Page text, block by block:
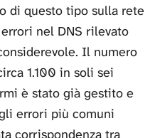
di questo tipo sulla rete
nel DNS rilevato
Il numero
1.100 in soli sei
è stato già gestito e
errori più comuni
corrispondenza tra